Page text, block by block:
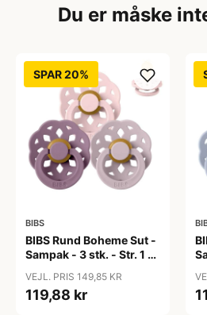
Du er måske
SPAR 20%
BIBS
BIBS Rund Boheme Sut -
Sampak - 3 stk. - Str. 1 -
VEJL. PRIS 149,85 KR
119,88 kr